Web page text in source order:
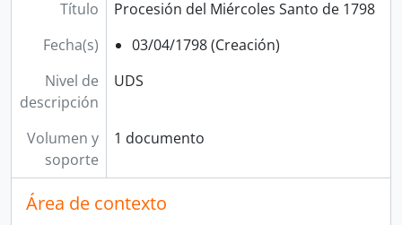
Título
Procesión del Miércoles Santo de 1798
Fecha(s)
03/04/1798 (Creación)
Nivel de
descripción
UDS
Volumen y
soporte
1 documento
Área de contexto